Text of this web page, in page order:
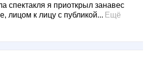
спектакля я приоткрыл занавес
лицом к лицу с публикой... Ещё